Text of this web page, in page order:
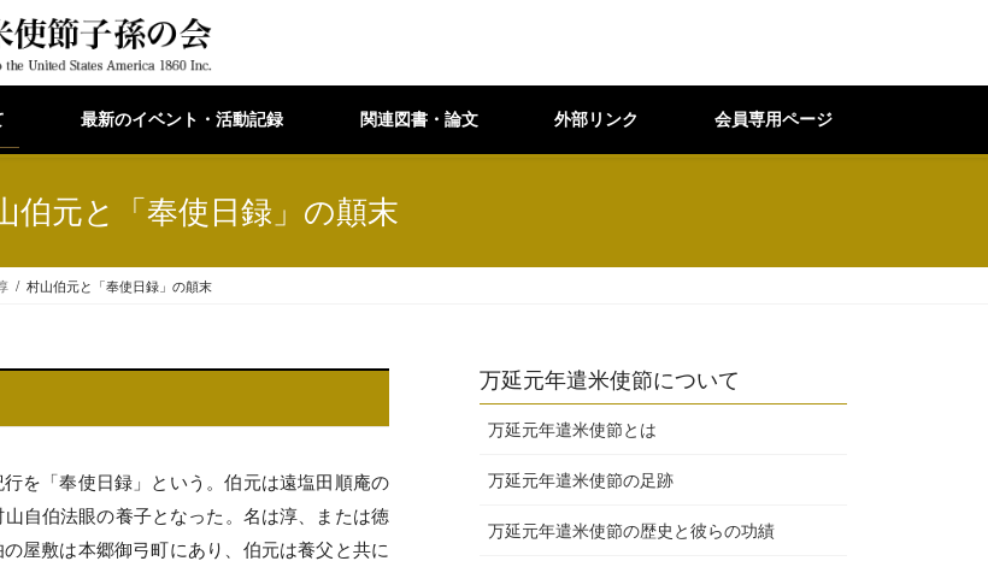
最新のイベント・活動記録 関連図書・論文 外部リンク 会員専用ページ
伯元と「奉使日録」の顛末
村山伯元と「奉使日録」の顛末
を「奉使日録」という。伯元は遠塩田順庵の
自伯法眼の養子となった。名は淳、または徳
屋敷は本郷御弓町にあり、伯元は養父と共に
万延元年遣米使節について
万延元年遣米使節とは
万延元年遣米使節の足跡
万延元年遣米使節の歴史と彼らの功績